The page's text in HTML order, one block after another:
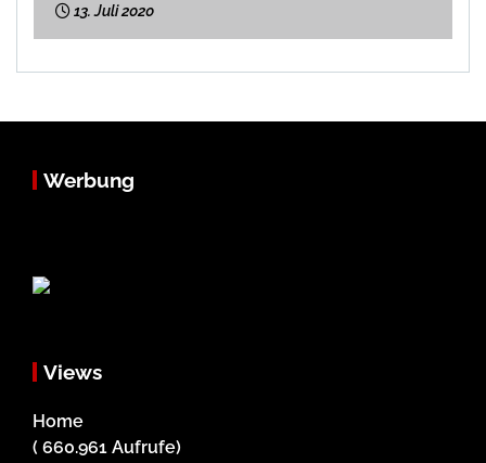
13. Juli 2020
Werbung
Views
Home
( 660.961 Aufrufe)